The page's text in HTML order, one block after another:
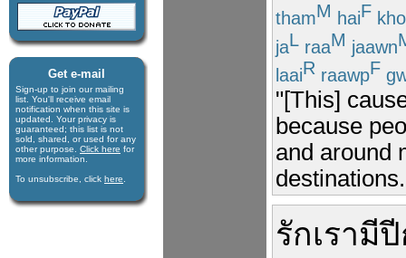
Get e-mail
Sign-up to join our mail­ing
list. You'll receive e­mail
notification when this site is
updated. Your privacy is
guaran­teed; this list is not
sold, shared, or used for any
other purpose. Click here for
more infor­mation.
To unsubscribe, click here
thamM haiF
jaL raaM jaawn
laaiR raawpF
"[This]
because
and around
รักเรามี